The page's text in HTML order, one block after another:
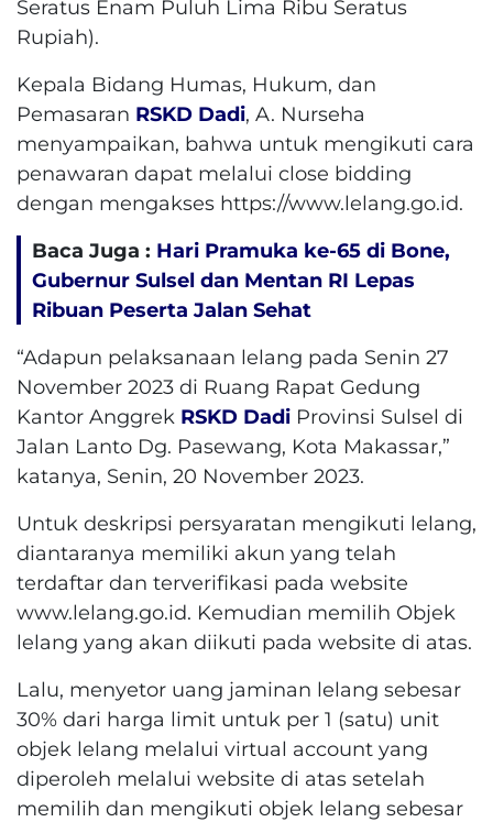
Seratus Enam Puluh Lima Ribu Seratus
Rupiah).
Kepala Bidang Humas, Hukum, dan
Pemasaran RSKD Dadi, A. Nurseha
menyampaikan, bahwa untuk mengikuti cara
penawaran dapat melalui close bidding
dengan mengakses https://www.lelang.go.id.
Baca Juga : Hari Pramuka ke-65 di Bone,
Gubernur Sulsel dan Mentan RI Lepas
Ribuan Peserta Jalan Sehat
“Adapun pelaksanaan lelang pada Senin 27
November 2023 di Ruang Rapat Gedung
Kantor Anggrek RSKD Dadi Provinsi Sulsel di
Jalan Lanto Dg. Pasewang, Kota Makassar,”
katanya, Senin, 20 November 2023.
Untuk deskripsi persyaratan mengikuti lelang,
diantaranya memiliki akun yang telah
terdaftar dan terverifikasi pada website
www.lelang.go.id. Kemudian memilih Objek
lelang yang akan diikuti pada website di atas.
Lalu, menyetor uang jaminan lelang sebesar
30% dari harga limit untuk per 1 (satu) unit
objek lelang melalui virtual account yang
diperoleh melalui website di atas setelah
memilih dan mengikuti objek lelang sebesar